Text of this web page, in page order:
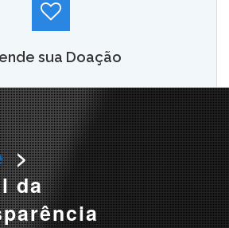
sua Doação
PELO SITE ESTÁ TEMPORARIAMENTE
AGENDAR SUA DOAÇÃO LIGUE PARA:
OU 984319920 (WHATSAPP)
>
da